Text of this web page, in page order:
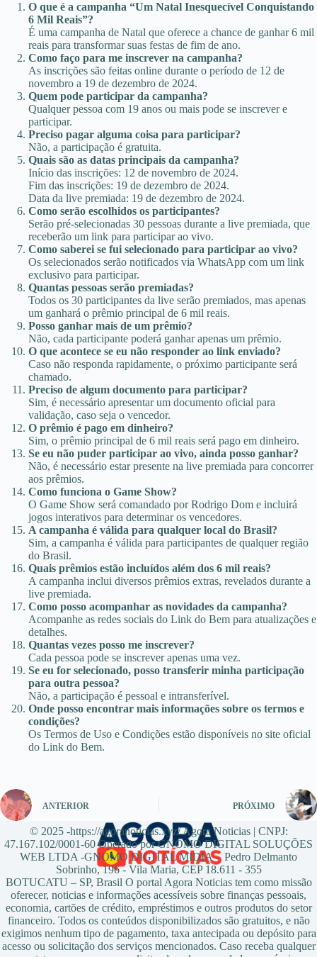
O que é a campanha “Um Natal Inesquecível Conquistando
6 Mil Reais”?
É uma campanha de Natal que oferece a chance de ganhar 6 mil
reais para transformar suas festas de fim de ano.
Como faço para me inscrever na campanha?
As inscrições são feitas online durante o período de 12 de
novembro a 19 de dezembro de 2024.
Quem pode participar da campanha?
Qualquer pessoa com 19 anos ou mais pode se inscrever e
participar.
Preciso pagar alguma coisa para participar?
Não, a participação é gratuita.
Quais são as datas principais da campanha?
Início das inscrições: 12 de novembro de 2024.
Fim das inscrições: 19 de dezembro de 2024.
Data da live premiada: 19 de dezembro de 2024.
Como serão escolhidos os participantes?
Serão pré-selecionadas 30 pessoas durante a live premiada, que
receberão um link para participar ao vivo.
Como saberei se fui selecionado para participar ao vivo?
Os selecionados serão notificados via WhatsApp com um link
exclusivo para participar.
Quantas pessoas serão premiadas?
Todos os 30 participantes da live serão premiados, mas apenas
um ganhará o prêmio principal de 6 mil reais.
Posso ganhar mais de um prêmio?
Não, cada participante poderá ganhar apenas um prêmio.
O que acontece se eu não responder ao link enviado?
Caso não responda rapidamente, o próximo participante será
chamado.
Preciso de algum documento para participar?
Sim, é necessário apresentar um documento oficial para
validação, caso seja o vencedor.
O prêmio é pago em dinheiro?
Sim, o prêmio principal de 6 mil reais será pago em dinheiro.
Se eu não puder participar ao vivo, ainda posso ganhar?
Não, é necessário estar presente na live premiada para concorrer
aos prêmios.
Como funciona o Game Show?
O Game Show será comandado por Rodrigo Dom e incluirá
jogos interativos para determinar os vencedores.
A campanha é válida para qualquer local do Brasil?
Sim, a campanha é válida para participantes de qualquer região
do Brasil.
Quais prêmios estão incluídos além dos 6 mil reais?
A campanha inclui diversos prêmios extras, revelados durante a
live premiada.
Como posso acompanhar as novidades da campanha?
Acompanhe as redes sociais do Link do Bem para atualizações e
detalhes.
Quantas vezes posso me inscrever?
Cada pessoa pode se inscrever apenas uma vez.
Se eu for selecionado, posso transferir minha participação
para outra pessoa?
Não, a participação é pessoal e intransferível.
Onde posso encontrar mais informações sobre os termos e
condições?
Os Termos de Uso e Condições estão disponíveis no site oficial
do Link do Bem.
ANTERIOR PRÓXIMO
© 2025 -https://agoranoticias.xyz/ Agora Noticias | CNPJ:
47.167.102/0001-60 Operado por GNOMO DIGITAL SOLUÇÕES
WEB LTDA -GNOMO DIGITAL MIDIA - Pedro Delmanto
Sobrinho, 196 - Vila Maria, CEP 18.611 - 355
BOTUCATU – SP, Brasil O portal Agora Noticias tem como missão
oferecer, noticias e informações acessíveis sobre finanças pessoais,
economia, cartões de crédito, empréstimos e outros produtos do setor
financeiro. Todos os conteúdos disponibilizados são gratuitos, e não
exigimos nenhum tipo de pagamento, taxa antecipada ou depósito para
acesso ou solicitação dos serviços mencionados. Caso receba qualquer